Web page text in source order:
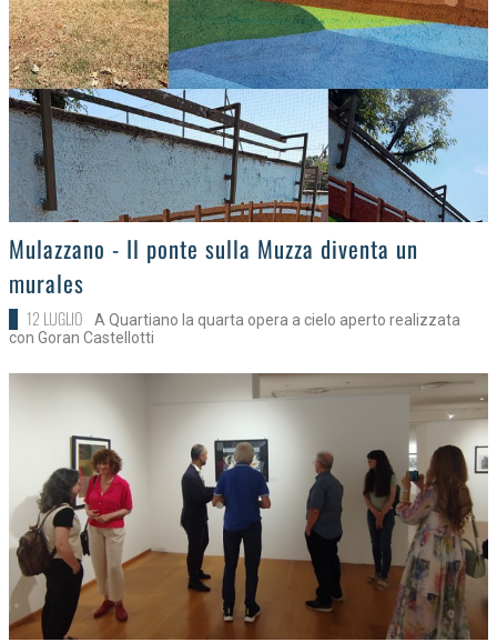
>Mulazzano - Il ponte sulla Muzza diventa un
murales
12 LUGLIO
A Quartiano la quarta opera a cielo aperto realizzata
con Goran Castellotti